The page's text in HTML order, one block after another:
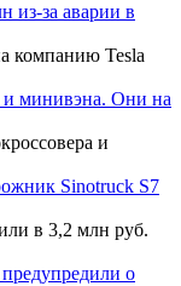
из-за аварии в
компанию Tesla
и минивэна. Они на
и
Sinotruck S7
в 3,2 млн руб.
о